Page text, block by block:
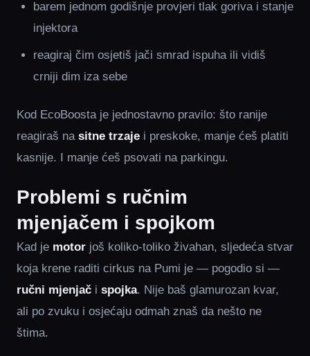
barem jednom godišnje provjeri tlak goriva i stanje
injektora
reagiraj čim osjetiš jači smrad ispuha ili vidiš
crniji dim iza sebe
Kod EcoBoosta je jednostavno pravilo: što ranije
reagiraš na sitne trzaje i preskoke, manje ćeš platiti
kasnije. I manje ćeš psovati na parkingu.
Problemi s ručnim
mjenjačem i spojkom
Kad je motor još koliko-toliko živahan, sljedeća stvar
koja krene raditi cirkus na Pumi je — pogodio si —
ručni mjenjač i spojka. Nije baš glamurozan kvar,
ali po zvuku i osjećaju odmah znaš da nešto ne
štima.